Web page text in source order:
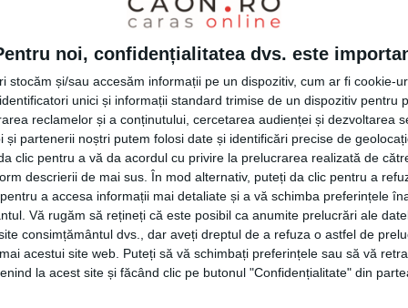
noi, confidențialitatea dvs. este
stocăm și/sau accesăm informații pe un dispozitiv, cum ar fi cookie-
unici și informații standard trimise de un dispozitiv pentru
reclamelor și a conținutului, cercetarea audienței și dezvoltarea
și partenerii noștri putem folosi date și identificări precise de
clic pentru a vă da acordul cu privire la prelucrarea realizată de
descrierii de mai sus. În mod alternativ, puteți da clic pentru a
a accesa informații mai detaliate și a vă schimba preferințele
Vă rugăm să rețineți că este posibil ca anumite prelucrări ale
consimțământul dvs., dar aveți dreptul de a refuza o astfel de
acestui site web. Puteți să vă schimbați preferințele sau să vă
la acest site și făcând clic pe butonul "Confidențialitate" din
Până la pauză jocul s-a mutat
profitând treptat de avantajul
în ofensivă, sprijinite și de
care au animat tribunele. În minutul 54,
cu capul puțin pe lângă poartă, după
Bordea și Ionuț Chirilă. Imediat după,
spectaculoasă, un voleu din
spațiul porții. Asediul asupra buturilor